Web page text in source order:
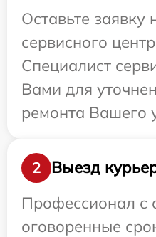
Оставьте заявку
сервисного
Специалист
Вами для
ремонта Вашего
2
Выезд
Профессионал с
оговоренные